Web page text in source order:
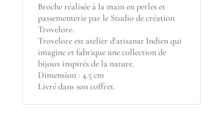
Broche réalisée à la main en perles et
passementerie par le Studio de création
Trovelore.
Trovelore est atelier d'atisanat Indien qui
imagine et fabrique une collection de
bijoux inspirés de la nature.
Dimension : 4.5 cm
Livré dans son coffret.